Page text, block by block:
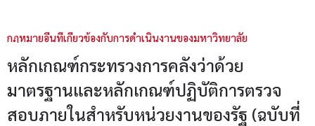
กฏหมายอื่นที่เกี่ยวข้องกับการดำเนินงานของมหาวิทยาลัย
หลักเกณฑ์กระทรวงการคลังว่าด้วย
มาตรฐานและหลักเกณฑ์ปฏิบัติการตรวจ
สอบภายในสำหรับหน่วยงานของรัฐ (ฉบับที่